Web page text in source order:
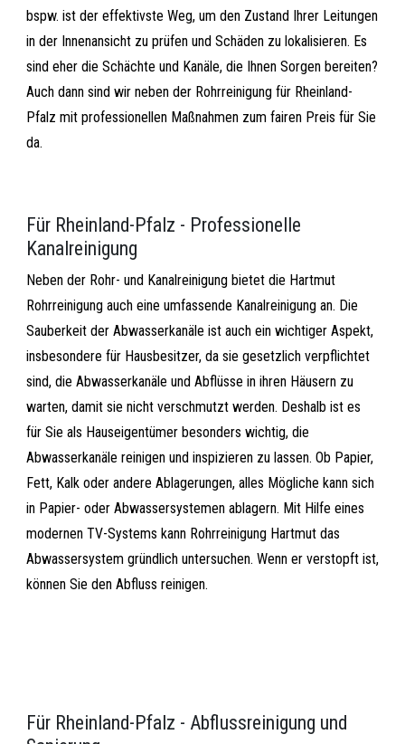
bspw. ist der effektivste Weg, um den Zustand Ihrer Leitungen
in der Innenansicht zu prüfen und Schäden zu lokalisieren. Es
sind eher die Schächte und Kanäle, die Ihnen Sorgen bereiten?
Auch dann sind wir neben der Rohrreinigung für Rheinland-
Pfalz mit professionellen Maßnahmen zum fairen Preis für Sie
da.
Für Rheinland-Pfalz - Professionelle
Kanalreinigung
Neben der Rohr- und Kanalreinigung bietet die Hartmut
Rohrreinigung auch eine umfassende Kanalreinigung an. Die
Sauberkeit der Abwasserkanäle ist auch ein wichtiger Aspekt,
insbesondere für Hausbesitzer, da sie gesetzlich verpflichtet
sind, die Abwasserkanäle und Abflüsse in ihren Häusern zu
warten, damit sie nicht verschmutzt werden. Deshalb ist es
für Sie als Hauseigentümer besonders wichtig, die
Abwasserkanäle reinigen und inspizieren zu lassen. Ob Papier,
Fett, Kalk oder andere Ablagerungen, alles Mögliche kann sich
in Papier- oder Abwassersystemen ablagern. Mit Hilfe eines
modernen TV-Systems kann Rohrreinigung Hartmut das
Abwassersystem gründlich untersuchen. Wenn er verstopft ist,
können Sie den Abfluss reinigen.
Für Rheinland-Pfalz - Abflussreinigung und